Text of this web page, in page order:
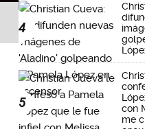
4
5
con
me